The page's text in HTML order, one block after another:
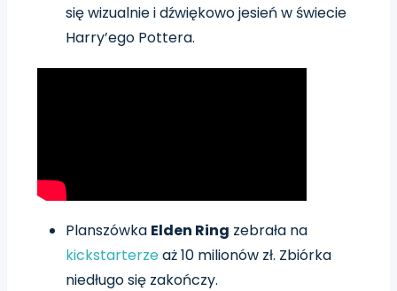
się wizualnie i dźwiękowo jesień w świecie
Harry’ego Pottera.
Planszówka Elden Ring zebrała na
kickstarterzeaż 10 milionów zł. Zbiórka
niedługo się zakończy.